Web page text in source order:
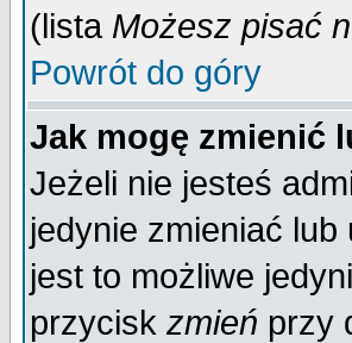
(lista Możesz pisać
Powrót do góry
Jak mogę zmienić
Jeżeli nie jesteś
jedynie zmieniać lub
jest to możliwe
przycisk zmień przy